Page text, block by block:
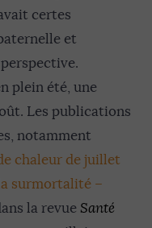
certes
et
plein été, une
Les publications
notamment
chaleur de juillet
surmortalité –
la revue Santé